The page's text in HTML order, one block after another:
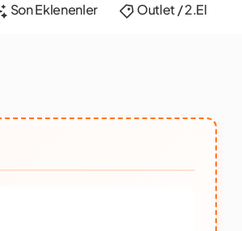
Son Eklenenler Outlet / 2.El